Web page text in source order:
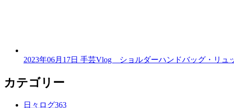
2023年06月17日 手芸Vlog ショルダーハンドバッグ・リュ
カテゴリー
日々ログエ
363件